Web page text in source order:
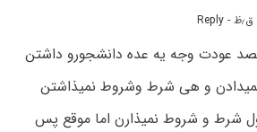
- Reply
عودت وجه یه عده دانشجورو داشتن
نمیدادن و هی شرط و‌شروط نمیذاشتن
شرط و شروط نمیذارن اما موقع پس